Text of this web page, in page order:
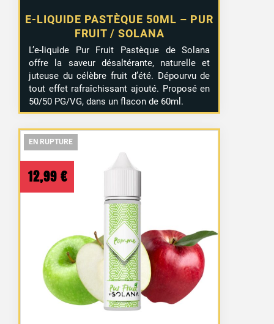
E-LIQUIDE PASTÈQUE 50ML – PUR
FRUIT / SOLANA
L’e-liquide Pur Fruit Pastèque de Solana
offre la saveur désaltérante, naturelle et
juteuse du célèbre fruit d’été. Dépourvu de
tout effet rafraîchissant ajouté. Proposé en
50/50 PG/VG, dans un flacon de 60ml.
EN RUPTURE
EN RUPTURE
12,99 €
EN RUPTURE